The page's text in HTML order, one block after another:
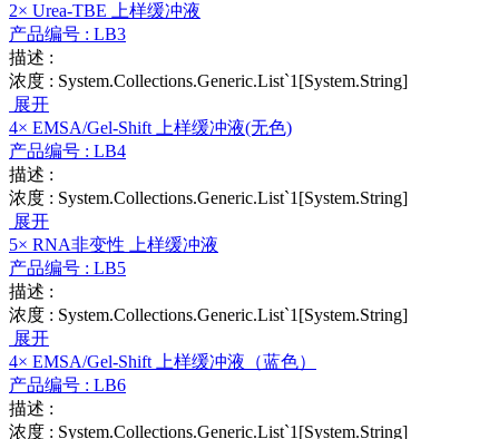
2× Urea-TBE 上样缓冲液
产品编号 : LB3
描述 :
浓度 : System.Collections.Generic.List`1[System.String]
展开
4× EMSA/Gel-Shift 上样缓冲液(无色)
产品编号 : LB4
描述 :
浓度 : System.Collections.Generic.List`1[System.String]
展开
5× RNA非变性 上样缓冲液
产品编号 : LB5
描述 :
浓度 : System.Collections.Generic.List`1[System.String]
展开
4× EMSA/Gel-Shift 上样缓冲液（蓝色）
产品编号 : LB6
描述 :
浓度 : System.Collections.Generic.List`1[System.String]